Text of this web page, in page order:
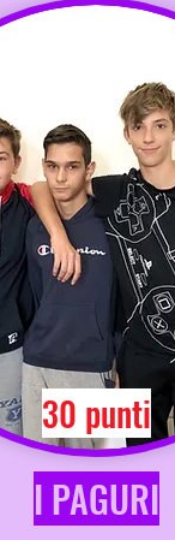
30 punti
I PAGURI